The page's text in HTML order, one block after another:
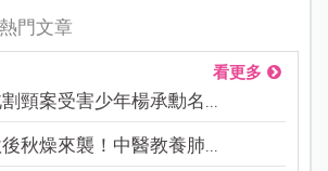
熱門文章
看更多
頸案受害少年楊承勳名...
秋燥來襲！中醫教養肺...